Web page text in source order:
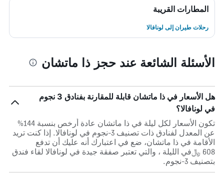
المطارات القريبة
رحلات طيران إلى لونافالا
الأسئلة الشائعة عند حجز ذا ماتشان
هل الأسعار في ذا ماتشان قابلة للمقارنة بفنادق 3 نجوم
في لونافالا؟
تكون الأسعار لكل ليلة في ذا ماتشان عادة أرخص بنسبة 144%
عن المعدل لفنادق ذات تصنيف 3-نجوم في لونافالا. إذا كنت تريد
الأقامة في ذا ماتشان، ضع في اعتبارك أنه عليك أن تدفع
608 ﷼في الليلة ، والتي تعتبر صفقة جيدة في لونافالا لقاء فندق
بتصنيف 3-نجوم.